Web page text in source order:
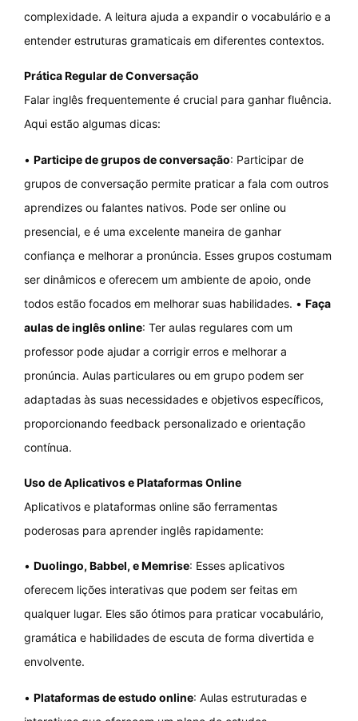
complexidade. A leitura ajuda a expandir o vocabulário e a
entender estruturas gramaticais em diferentes contextos.
Prática Regular de Conversação
Falar inglês frequentemente é crucial para ganhar fluência.
Aqui estão algumas dicas:
• Participe de grupos de conversação: Participar de
grupos de conversação permite praticar a fala com outros
aprendizes ou falantes nativos. Pode ser online ou
presencial, e é uma excelente maneira de ganhar
confiança e melhorar a pronúncia. Esses grupos costumam
ser dinâmicos e oferecem um ambiente de apoio, onde
todos estão focados em melhorar suas habilidades. • Faça
aulas de inglês online: Ter aulas regulares com um
professor pode ajudar a corrigir erros e melhorar a
pronúncia. Aulas particulares ou em grupo podem ser
adaptadas às suas necessidades e objetivos específicos,
proporcionando feedback personalizado e orientação
contínua.
Uso de Aplicativos e Plataformas Online
Aplicativos e plataformas online são ferramentas
poderosas para aprender inglês rapidamente:
• Duolingo, Babbel, e Memrise: Esses aplicativos
oferecem lições interativas que podem ser feitas em
qualquer lugar. Eles são ótimos para praticar vocabulário,
gramática e habilidades de escuta de forma divertida e
envolvente.
• Plataformas de estudo online: Aulas estruturadas e